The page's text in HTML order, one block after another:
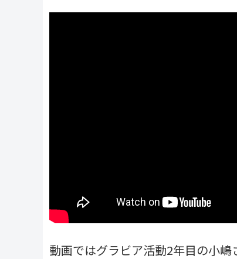
動画ではグラビア活動2年目の小嶋